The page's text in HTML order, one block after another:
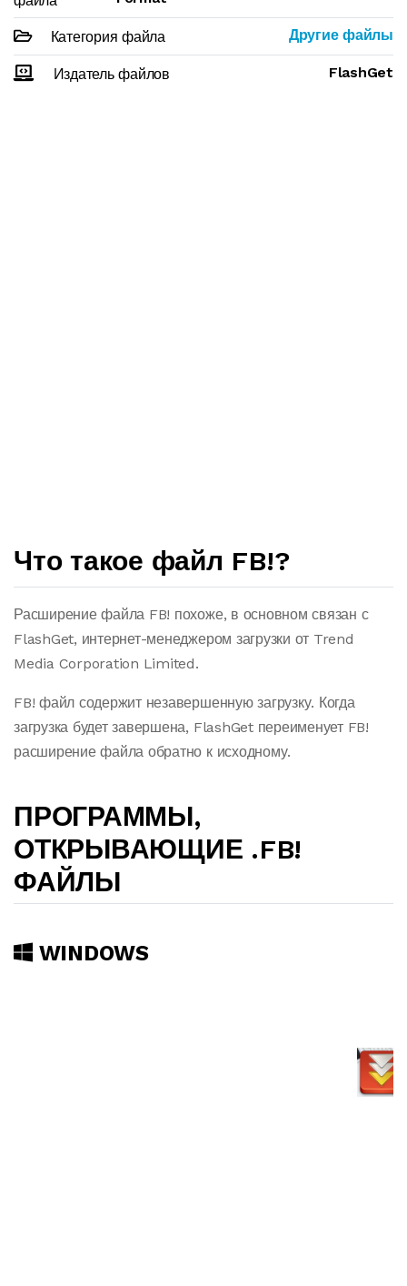
Категория файла Другие файлы
Издатель файлов FlashGet
Что такое файл FB!?
Расширение файла FB! похоже, в основном связан с
FlashGet, интернет-менеджером загрузки от Trend
Media Corporation Limited.
FB! файл содержит незавершенную загрузку. Когда
загрузка будет завершена, FlashGet переименует FB!
расширение файла обратно к исходному.
ПРОГРАММЫ,
ОТКРЫВАЮЩИЕ .FB!
ФАЙЛЫ
WINDOWS